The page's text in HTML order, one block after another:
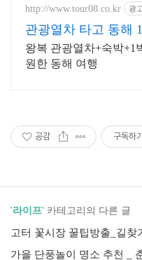
http://www.tour08.co.kr 광
관광열차 타고 동해
왕복 관광열차+숙박+1
원한 동해 여행
공감 구독하기
'라이프' 카테고리의 다른 글